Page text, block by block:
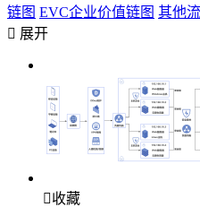
链图 EVC企业价值链图 其他
 展开
收藏